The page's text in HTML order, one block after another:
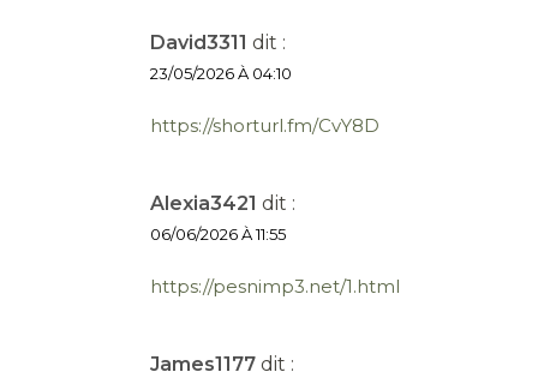
David3311 dit :
23/05/2026 À 04:10
https://shorturl.fm/CvY8D
Alexia3421 dit :
06/06/2026 À 11:55
https://pesnimp3.net/1.html
James1177 dit :